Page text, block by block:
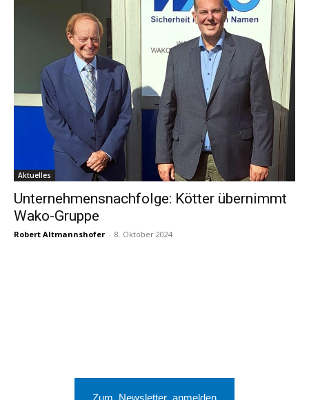
Aktuelles
Unternehmensnachfolge: Kötter übernimmt
Wako-Gruppe
Robert Altmannshofer - 8. Oktober 2024
Zum Newsletter anmelden